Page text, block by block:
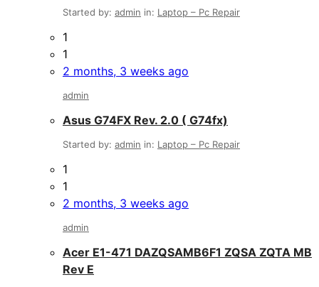
Started by: admin in: Laptop – Pc Repair
1
1
2 months, 3 weeks ago
admin
Asus G74FX Rev. 2.0 ( G74fx)
Started by: admin in: Laptop – Pc Repair
1
1
2 months, 3 weeks ago
admin
Acer E1-471 DAZQSAMB6F1 ZQSA ZQTA MB
Rev E